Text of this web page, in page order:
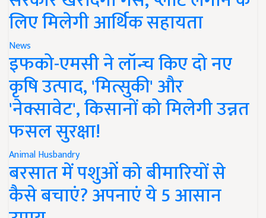
लिए मिलेगी आर्थिक सहायता
News
इफको-एमसी ने लॉन्च किए दो नए
कृषि उत्पाद, 'मित्सुकी' और
'नेक्सावेट', किसानों को मिलेगी उन्नत
फसल सुरक्षा!
Animal Husbandry
बरसात में पशुओं को बीमारियों से
कैसे बचाएं? अपनाएं ये 5 आसान